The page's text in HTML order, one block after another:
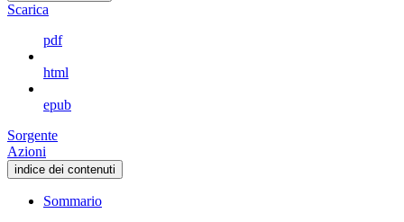
Scarica
pdf
html
epub
Sorgente
Azioni
indice dei contenuti
Sommario